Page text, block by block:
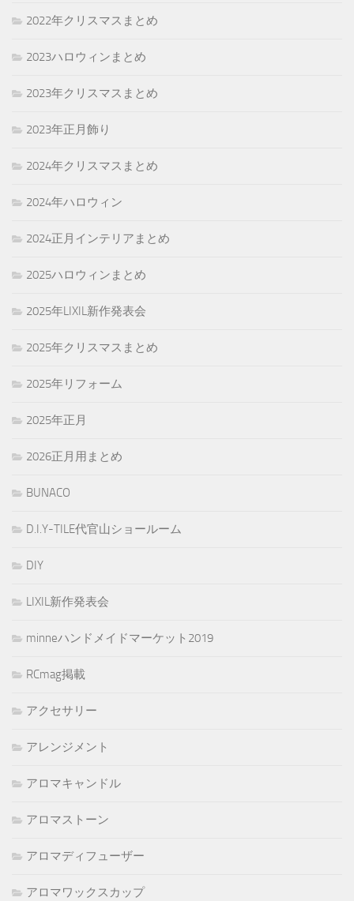
2022年クリスマスまとめ
2023ハロウィンまとめ
2023年クリスマスまとめ
2023年正月飾り
2024年クリスマスまとめ
2024年ハロウィン
2024正月インテリアまとめ
2025ハロウィンまとめ
2025年LIXIL新作発表会
2025年クリスマスまとめ
2025年リフォーム
2025年正月
2026正月用まとめ
BUNACO
D.I.Y-TILE代官山ショールーム
DIY
LIXIL新作発表会
minneハンドメイドマーケット2019
RCmag掲載
アクセサリー
アレンジメント
アロマキャンドル
アロマストーン
アロマディフューザー
アロマワックスカップ